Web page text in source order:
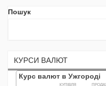
Пошук
КУРСИ ВАЛЮТ